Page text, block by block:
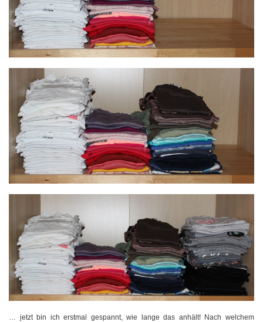
… jetzt bin ich erstmal gespannt, wie lange das anhält! Nach welchem